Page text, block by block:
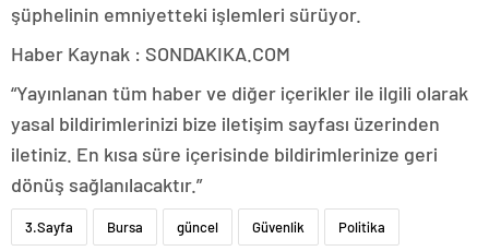
şüphelinin emniyetteki işlemleri sürüyor.
Haber Kaynak : SONDAKIKA.COM
“Yayınlanan tüm haber ve diğer içerikler ile ilgili olarak
yasal bildirimlerinizi bize iletişim sayfası üzerinden
iletiniz. En kısa süre içerisinde bildirimlerinize geri
dönüş sağlanılacaktır.”
3.Sayfa Bursa güncel Güvenlik Politika